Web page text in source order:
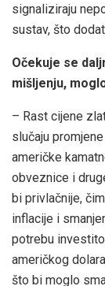
signaliziraju
sustav, što
Očekuje se
mišljenju,
– Rast cijene
slučaju
američke
obveznice i
bi privlačnije,
inflacije i
potrebu
američkog
što bi moglo